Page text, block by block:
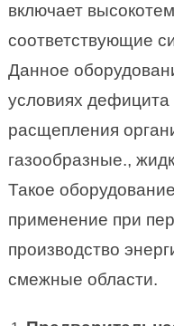
включает
соответствующие
Данное
условиях дефицита
расщепления
газообразные.,
Такое
применение при
производство
смежные области.